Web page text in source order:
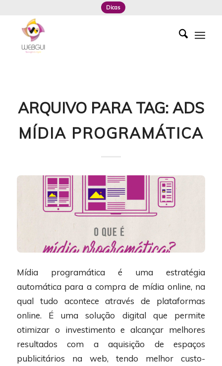
Dicas
ARQUIVO PARA TAG: ADS
MÍDIA PROGRAMÁTICA
Mídia programática é uma estratégia
automática para a compra de mídia online, na
qual tudo acontece através de plataformas
online. É uma solução digital que permite
otimizar o investimento e alcançar melhores
resultados com a aquisição de espaços
publicitários na web, tendo melhor custo-